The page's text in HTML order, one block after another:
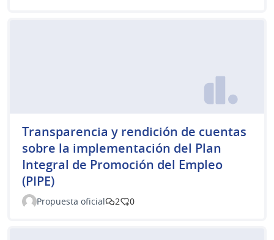
Transparencia y rendición de cuentas
sobre la implementación del Plan
Integral de Promoción del Empleo
(PIPE)
Propuesta oficial 2 0